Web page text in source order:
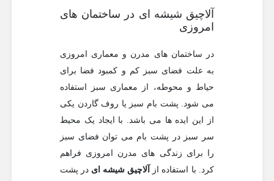
آلاچیق شیشه ای در ساختمان های
امروزی
در ساختمان های مدرن و معماری امروزی
به علت فضای سبز کم و کمبود فضا برای
حیاط و محوطه، از معماری سبز استفاده
می شود. پشت بام سبز یا روف گاردن یکی
از این ایده ها می باشد. با ایجاد یک محیط
سر سبز در پشت بام می توان فضای سبز
را برای زندگی های مدرن امروزی فراهم
کرد. با استفاده از
آلاچیق شیشه ای در پشت